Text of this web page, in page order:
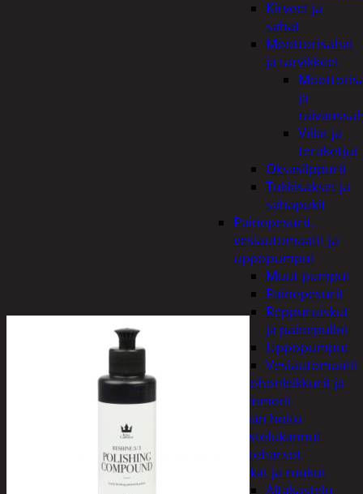
Kirveet ja
sahat
Moottorisahat
ja tarvikkeet
ja
Viilat ja
teräketjut
Oksasilppurit
Tukkisakset ja
sahapukit
Painepesurit,
vesiautomaatit ja
uppopumput
Muut pumput
Painepesurit
Reppuruiskut
ja painepullot
Uppopumput
Vesiautomaatit
Ruohonleikkurit ja
trimmerit
Puutarhan hoito
Kastelukannut
Kateharsot
Kukat ja ruukut
Altakastelu